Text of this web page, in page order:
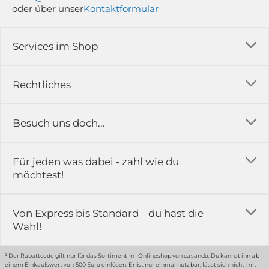
Rechtliches
Impressum
Rückgabe & Reklamation
Widerrufsrecht
Datenschutz-Einstellung
Services im Shop
Versandkosten
Erfahrungsberichte & Bewertungen
Kontakt
Karriere
Gewerbekunden
Grounding Page
Besuch uns doch...
in der Ausstellung...
51789 Lindlar
Hinweis:
oder über unserKontaktformular
Für jeden was dabei - zahl wie du
möchtest!
Von Express bis Standard – du hast die
Wahl!
¹ Der Rabattcode gilt nur für das Sortiment im Onlineshop von casando. Du kannst ihn ab
einem Einkaufswert von 500 Euro einlösen. Er ist nur einmal nutzbar, lässt sich nicht mit